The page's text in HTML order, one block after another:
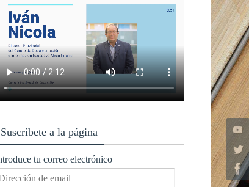
Suscríbete a la página
tu correo electrónico